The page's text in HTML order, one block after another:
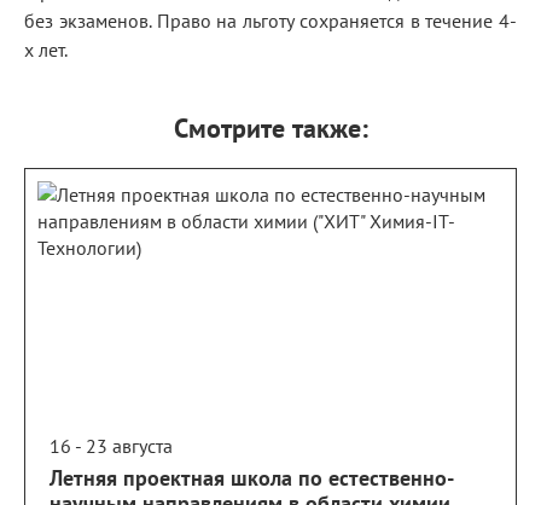
без экзаменов. Право на льготу сохраняется в течение 4-
х лет.
Смотрите также:
16 - 23 августа
Летняя проектная школа по естественно-